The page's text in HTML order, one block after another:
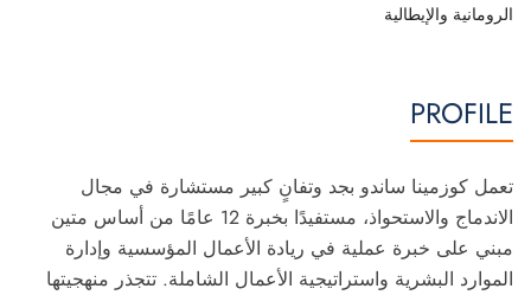
الرومانية والإيطالية
PROFILE
تعمل كوزمينا ساندو بجد وتفانٍ كبير مستشارة في مجال
الاندماج والاستحواذ
، مستفيدًا بخبرة 12 عامًا من أساس متين
مبني على خبرة عملية في ريادة الأعمال المؤسسية وإدارة
الموارد البشرية واستراتيجية الأعمال الشاملة. تتجذر منهجيتها